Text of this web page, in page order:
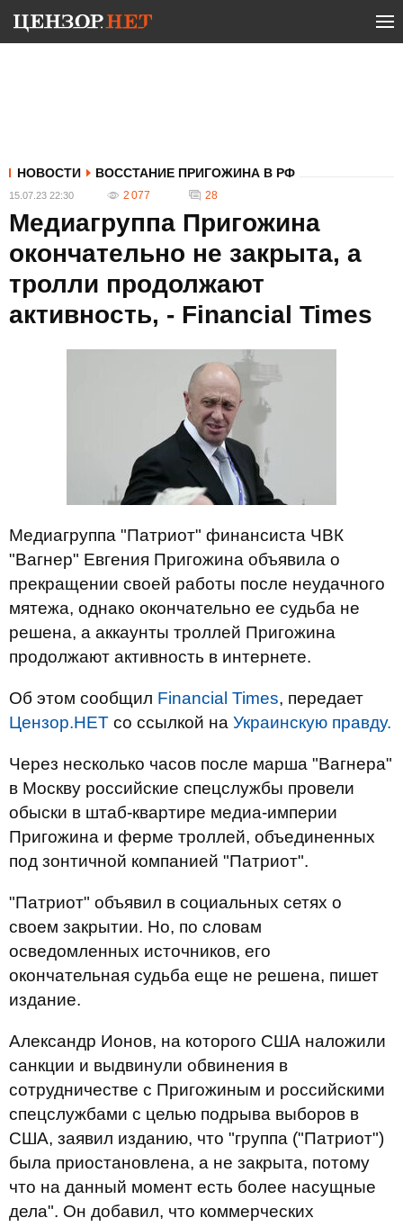
НОВОСТИ ВОССТАНИЕ ПРИГОЖИНА В РФ
15.07.23 22:30 2 077 28
Медиагруппа Пригожина
окончательно не закрыта, а
тролли продолжают
активность, - Financial Times
Медиагруппа "Патриот" финансиста ЧВК
"Вагнер" Евгения Пригожина объявила о
прекращении своей работы после неудачного
мятежа, однако окончательно ее судьба не
решена, а аккаунты троллей Пригожина
продолжают активность в интернете.
Об этом сообщил Financial Times, передает
Цензор.НЕТ со ссылкой на Украинскую правду.
Через несколько часов после марша "Вагнера"
в Москву российские спецслужбы провели
обыски в штаб-квартире медиа-империи
Пригожина и ферме троллей, объединенных
под зонтичной компанией "Патриот".
"Патриот" объявил в социальных сетях о
своем закрытии. Но, по словам
осведомленных источников, его
окончательная судьба еще не решена, пишет
издание.
Александр Ионов, на которого США наложили
санкции и выдвинули обвинения в
сотрудничестве с Пригожиным и российскими
спецслужбами с целью подрыва выборов в
США, заявил изданию, что "группа ("Патриот")
была приостановлена, а не закрыта, потому
что на данный момент есть более насущные
дела". Он добавил, что коммерческих